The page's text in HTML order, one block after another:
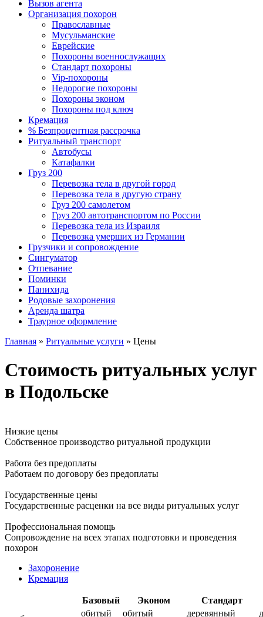
Вызов агента
Организация похорон
Православные
Мусульманские
Еврейские
Похороны военнослужащих
Стандарт похороны
Vip-похороны
Недорогие похороны
Похороны эконом
Похороны под ключ
Кремация
% Безпроцентная рассрочка
Ритуальный транспорт
Автобусы
Катафалки
Груз 200
Перевозка тела в другой город
Перевозка тела в другую страну
Груз 200 самолетом
Груз 200 автотранспортом по России
Перевозка тела из Израиля
Перевозка умерших из Германии
Грузчики и сопровождение
Сингуматор
Отпевание
Поминки
Панихида
Родовые захоронения
Аренда шатра
Траурное оформление
Главная » Ритуальные услуги » Цены
Стоимость ритуальных услуг
в Подольске
Низкие цены
Собственное производство ритуальной продукции
Работа без предоплаты
Работаем по договору без предоплаты
Государственные цены
Государственные расценки на все виды ритуальных услуг
Профессиональная помощь
Сопровождение на всех этапах подготовки и проведения
похорон
Захоронение
Кремация
Базовый Эконом
Стандарт
обитый обитый деревянный